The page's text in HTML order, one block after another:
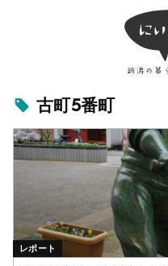
古町5番町
レポート